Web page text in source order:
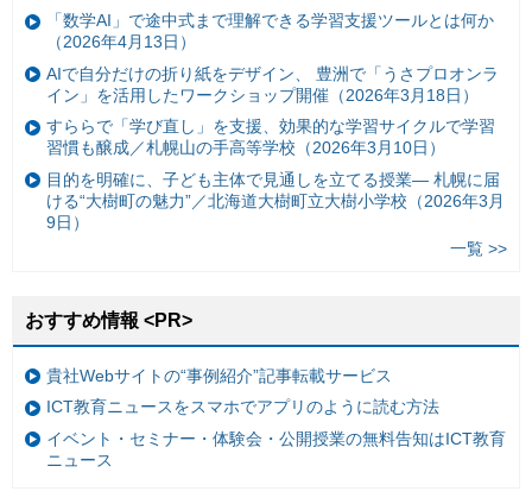
「数学AI」で途中式まで理解できる学習支援ツールとは何か
（2026年4月13日）
AIで自分だけの折り紙をデザイン、 豊洲で「うさプロオンラ
イン」を活用したワークショップ開催（2026年3月18日）
すららで「学び直し」を支援、効果的な学習サイクルで学習
習慣も醸成／札幌山の手高等学校（2026年3月10日）
目的を明確に、子ども主体で見通しを立てる授業— 札幌に届
ける“大樹町の魅力”／北海道大樹町立大樹小学校（2026年3月
9日）
一覧 >>
おすすめ情報 <PR>
貴社Webサイトの“事例紹介”記事転載サービス
ICT教育ニュースをスマホでアプリのように読む方法
イベント・セミナー・体験会・公開授業の無料告知はICT教育
ニュース